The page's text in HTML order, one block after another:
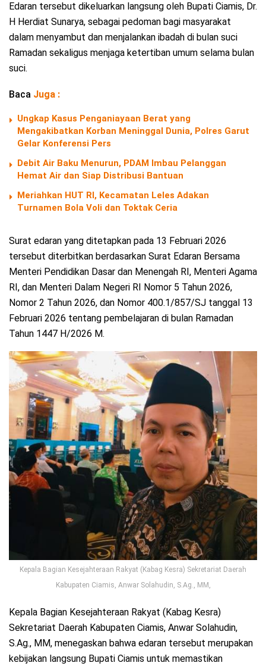
Edaran tersebut dikeluarkan langsung oleh Bupati Ciamis, Dr.
H Herdiat Sunarya, sebagai pedoman bagi masyarakat
dalam menyambut dan menjalankan ibadah di bulan suci
Ramadan sekaligus menjaga ketertiban umum selama bulan
suci.
Baca Juga :
Ungkap Kasus Penganiayaan Berat yang
Mengakibatkan Korban Meninggal Dunia, Polres Garut
Gelar Konferensi Pers
Debit Air Baku Menurun, PDAM Imbau Pelanggan
Hemat Air dan Siap Distribusi Bantuan
Meriahkan HUT RI, Kecamatan Leles Adakan
Turnamen Bola Voli dan Toktak Ceria
Surat edaran yang ditetapkan pada 13 Februari 2026
tersebut diterbitkan berdasarkan Surat Edaran Bersama
Menteri Pendidikan Dasar dan Menengah RI, Menteri Agama
RI, dan Menteri Dalam Negeri RI Nomor 5 Tahun 2026,
Nomor 2 Tahun 2026, dan Nomor 400.1/857/SJ tanggal 13
Februari 2026 tentang pembelajaran di bulan Ramadan
Tahun 1447 H/2026 M.
Kepala Bagian Kesejahteraan Rakyat (Kabag Kesra) Sekretariat Daerah
Kabupaten Ciamis, Anwar Solahudin, S.Ag., MM,
Kepala Bagian Kesejahteraan Rakyat (Kabag Kesra)
Sekretariat Daerah Kabupaten Ciamis, Anwar Solahudin,
S.Ag., MM, menegaskan bahwa edaran tersebut merupakan
kebijakan langsung Bupati Ciamis untuk memastikan